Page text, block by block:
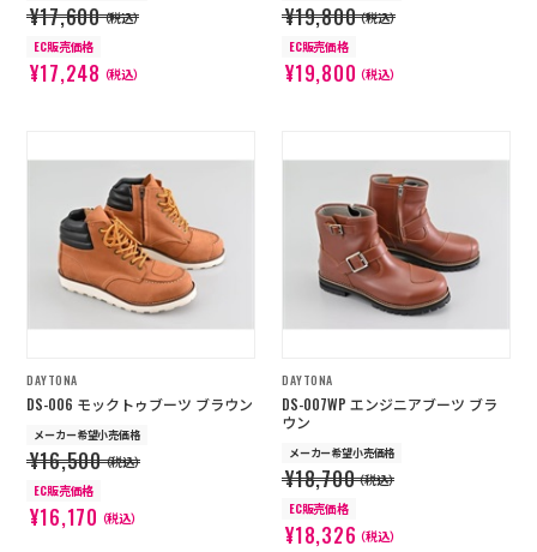
¥17,600（税込）
EC販売価格
¥17,248（税込）
¥19,800（税込）
EC販売価格
¥19,800（税込）
DAYTONA
DS-006 モックトゥブーツ ブラウン
メーカー希望小売価格
¥16,500（税込）
EC販売価格
¥16,170（税込）
DAYTONA
DS-007WP エンジニアブーツ ブラ
ウン
メーカー希望小売価格
¥18,700（税込）
EC販売価格
¥18,326（税込）